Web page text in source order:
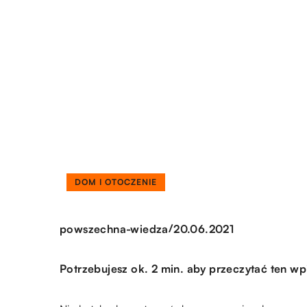
DOM I OTOCZENIE
powszechna-wiedza/20.06.2021
Potrzebujesz ok. 2 min. aby przeczytać ten